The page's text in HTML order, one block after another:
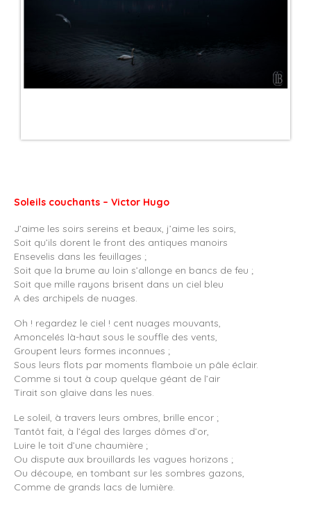
Soleils couchants – Victor Hugo
J’aime les soirs sereins et beaux, j’aime les soirs,
Soit qu’ils dorent le front des antiques manoirs
Ensevelis dans les feuillages ;
Soit que la brume au loin s’allonge en bancs de feu ;
Soit que mille rayons brisent dans un ciel bleu
A des archipels de nuages.
Oh ! regardez le ciel ! cent nuages mouvants,
Amoncelés là-haut sous le souffle des vents,
Groupent leurs formes inconnues ;
Sous leurs flots par moments flamboie un pâle éclair.
Comme si tout à coup quelque géant de l’air
Tirait son glaive dans les nues.
Le soleil, à travers leurs ombres, brille encor ;
Tantôt fait, à l’égal des larges dômes d’or,
Luire le toit d’une chaumière ;
Ou dispute aux brouillards les vagues horizons ;
Ou découpe, en tombant sur les sombres gazons,
Comme de grands lacs de lumière.